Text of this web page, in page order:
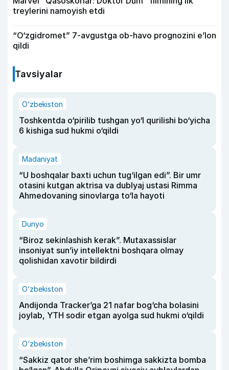
treylerini namoyish etdi
“O‘zgidromet” 7-avgustga ob-havo prognozini e’lon
qildi
Tavsiyalar
O‘zbekiston
Toshkentda o‘pirilib tushgan yo‘l qurilishi bo‘yicha
6 kishiga sud hukmi o‘qildi
Madaniyat
“U boshqalar baxti uchun tug‘ilgan edi”. Bir umr
otasini kutgan aktrisa va dublyaj ustasi Rimma
Ahmedovaning sinovlarga to‘la hayoti
Dunyo
“Biroz sekinlashish kerak”. Mutaxassislar
insoniyat sun’iy intellektni boshqara olmay
qolishidan xavotir bildirdi
O‘zbekiston
Andijonda Tracker’ga 21 nafar bog‘cha bolasini
joylab, YTH sodir etgan ayolga sud hukmi o‘qildi
O‘zbekiston
“Sakkiz qator she’rim boshimga sakkizta bomba